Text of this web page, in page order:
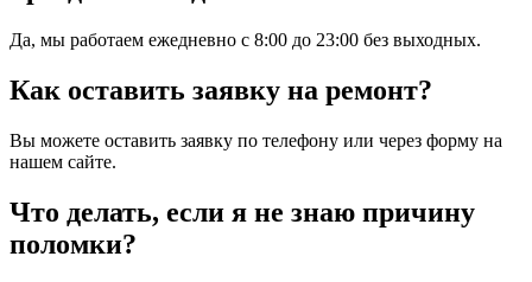
Да, мы работаем ежедневно с 8:00 до 23:00 без выходных.
Как оставить заявку на ремонт?
Вы можете оставить заявку по телефону или через форму на
нашем сайте.
Что делать, если я не знаю причину
поломки?